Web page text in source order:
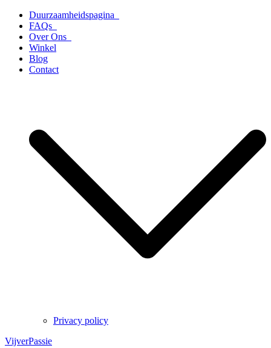
naar
inhoud
Duurzaamheidspagina
FAQs
Over Ons
Winkel
Blog
Contact
Privacy policy
VijverPassie